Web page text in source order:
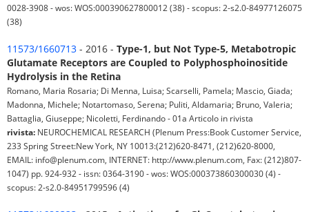
0028-3908 - wos: WOS:000390627800012 (38) - scopus: 2-s2.0-84977126075
(38)
11573/1660713 - 2016 - Type-1, but Not Type-5, Metabotropic
Glutamate Receptors are Coupled to Polyphosphoinositide
Hydrolysis in the Retina
Romano, Maria Rosaria; Di Menna, Luisa; Scarselli, Pamela; Mascio, Giada;
Madonna, Michele; Notartomaso, Serena; Puliti, Aldamaria; Bruno, Valeria;
Battaglia, Giuseppe; Nicoletti, Ferdinando - 01a Articolo in rivista
rivista: NEUROCHEMICAL RESEARCH (Plenum Press:Book Customer Service,
233 Spring Street:New York, NY 10013:(212)620-8471, (212)620-8000,
EMAIL: info@plenum.com, INTERNET: http://www.plenum.com, Fax: (212)807-
1047) pp. 924-932 - issn: 0364-3190 - wos: WOS:000373860300030 (4) -
scopus: 2-s2.0-84951799596 (4)